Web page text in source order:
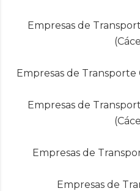
Empresas de
Empresas de Transporte
Empresas de
Empresas de
Empresas de